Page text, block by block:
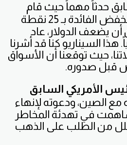
حدثاً مهماً حيث قام
بخفض الفائدة بـ 25 نقطة
يضعف الدولار، عاد
هذا السيناريو كنا قد أشرنا
حيث توقعنا أن الأسواق
قبل صدوره.
الأمريكي السابق
مع الصين، ودعوته لإنهاء
ساهمت في تهدئة المخاطر
من الطلب على الذهب